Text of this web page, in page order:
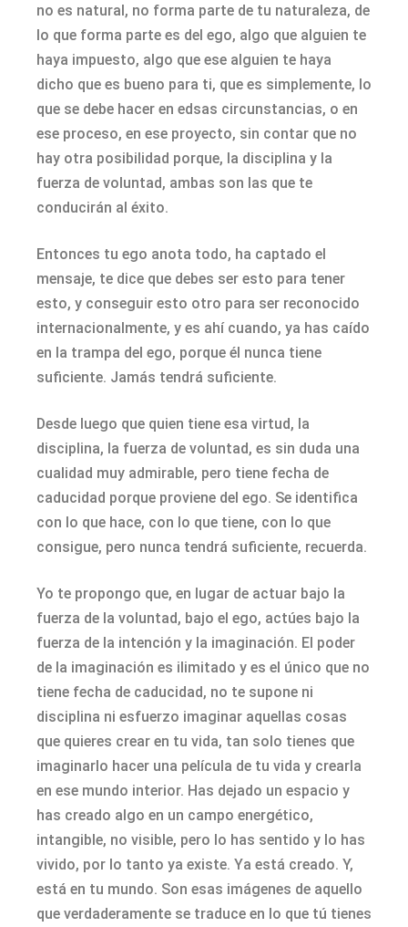
no es natural, no forma parte de tu naturaleza, de
lo que forma parte es del ego, algo que alguien te
haya impuesto, algo que ese alguien te haya
dicho que es bueno para ti, que es simplemente, lo
que se debe hacer en edsas circunstancias, o en
ese proceso, en ese proyecto, sin contar que no
hay otra posibilidad porque, la disciplina y la
fuerza de voluntad, ambas son las que te
conducirán al éxito.
Entonces tu ego anota todo, ha captado el
mensaje, te dice que debes ser esto para tener
esto, y conseguir esto otro para ser reconocido
internacionalmente, y es ahí cuando, ya has caído
en la trampa del ego, porque él nunca tiene
suficiente. Jamás tendrá suficiente.
Desde luego que quien tiene esa virtud, la
disciplina, la fuerza de voluntad, es sin duda una
cualidad muy admirable, pero tiene fecha de
caducidad porque proviene del ego. Se identifica
con lo que hace, con lo que tiene, con lo que
consigue, pero nunca tendrá suficiente, recuerda.
Yo te propongo que, en lugar de actuar bajo la
fuerza de la voluntad, bajo el ego, actúes bajo la
fuerza de la intención y la imaginación. El poder
de la imaginación es ilimitado y es el único que no
tiene fecha de caducidad, no te supone ni
disciplina ni esfuerzo imaginar aquellas cosas
que quieres crear en tu vida, tan solo tienes que
imaginarlo hacer una película de tu vida y crearla
en ese mundo interior. Has dejado un espacio y
has creado algo en un campo energético,
intangible, no visible, pero lo has sentido y lo has
vivido, por lo tanto ya existe. Ya está creado. Y,
está en tu mundo. Son esas imágenes de aquello
que verdaderamente se traduce en lo que tú tienes